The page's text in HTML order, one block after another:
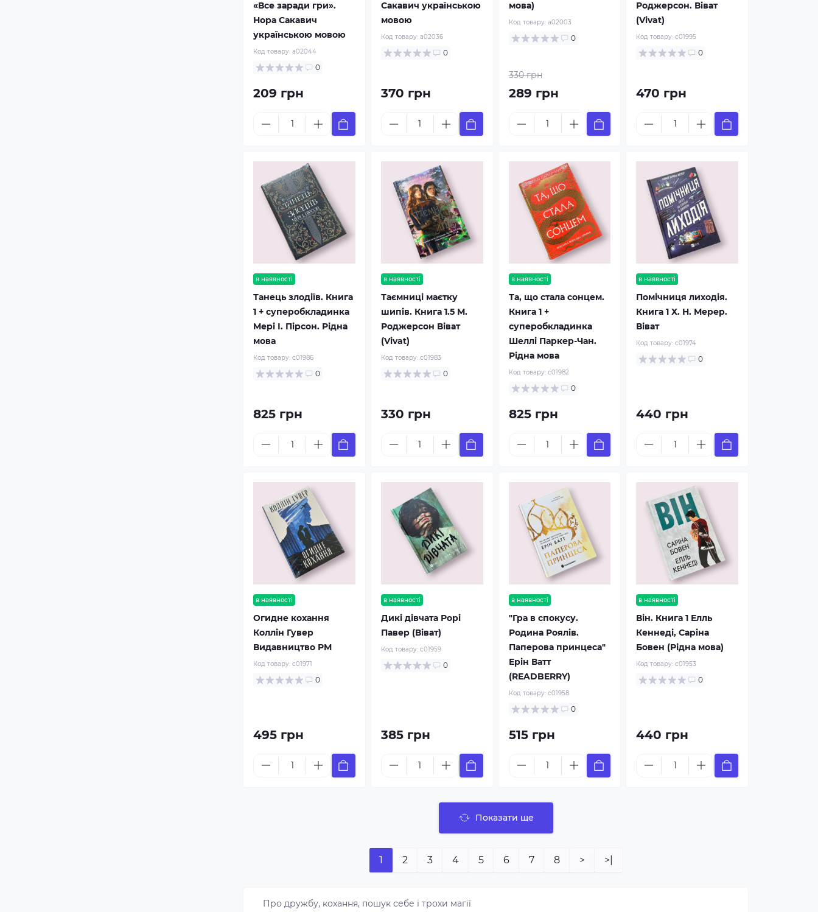
«Все заради гри».
Нора Сакавич
українською мовою
Код товару: a02044
0
209 грн
Сакавич українською
мовою
Код товару: a02036
0
370 грн
мова)
Код товару: a02003
0
330 грн
289 грн
Роджерсон. Віват
(Vivat)
Код товару:c01995
0
470 грн
в наявності
Танець злодіїв. Книга
1 + суперобкладинка
Мері І. Пірсон. Рідна
мова
Код товару: c01986
0
825 грн
в наявності
Таємниці маєтку
шипів. Книга 1.5 М.
Роджерсон Віват
(Vivat)
Код товару: c01983
0
330 грн
в наявності
Та, що стала сонцем.
Книга 1 +
суперобкладинка
Шеллі Паркер-Чан.
Рідна мова
Код товару: c01982
0
825 грн
в наявності
Помічниця лиходія.
Книга 1 Х. Н. Мерер.
Віват
Код товару:c01974
0
440 грн
в наявності
Огидне кохання
Коллін Гувер
Видавництво РМ
Код товару: c01971
0
495 грн
в наявності
Дикі дівчата Рорі
Павер (Віват)
Код товару: c01959
0
385 грн
в наявності
"Гра в спокусу.
Родина Роялів.
Паперова принцеса"
Ерін Ватт
(READBERRY)
Код товару: c01958
0
515 грн
в наявності
Він. Книга 1 Елль
Кеннеді, Саріна
Бовен (Рідна мова)
Код товару:c01953
0
440 грн
Показати ще
1 2 3 4 5 6 7 8 > >|
Про дружбу, кохання, пошук себе і трохи магії